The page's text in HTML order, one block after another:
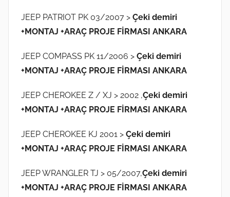
a
z
r
0
1
a
JEEP PATRIOT PK 03/2007 > Çeki demiri
+MONTAJ +ARAÇ PROJE FİRMASI ANKARA
JEEP COMPASS PK 11/2006 > Çeki demiri
+MONTAJ +ARAÇ PROJE FİRMASI ANKARA
JEEP CHEROKEE Z / XJ > 2002 ,Çeki demiri
+MONTAJ +ARAÇ PROJE FİRMASI ANKARA
JEEP CHEROKEE KJ 2001 > Çeki demiri
+MONTAJ +ARAÇ PROJE FİRMASI ANKARA
JEEP WRANGLER TJ > 05/2007,Çeki demiri
+MONTAJ +ARAÇ PROJE FİRMASI ANKARA